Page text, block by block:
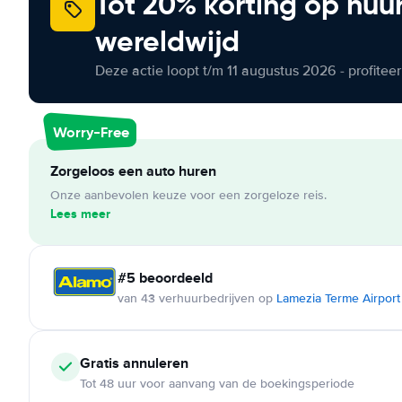
wereldwijd
Deze actie loopt t/m 11 augustus 2026 -
Worry-Free
Zorgeloos een auto huren
Onze aanbevolen keuze voor een zorgeloze reis.
Lees meer
#5 beoordeeld
van 43 verhuurbedrijven op Lamezia Terme Airport
Gratis annuleren
Tot 48 uur voor aanvang van de boekingsperiode